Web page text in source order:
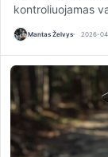
kontroliuojamas
Mantas Želvys 2026-